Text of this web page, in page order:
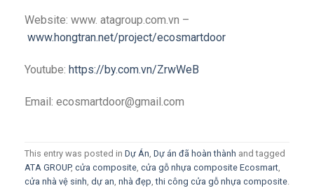
Website: www. atagroup.com.vn –
www.hongtran.net/project/ecosmartdoor
Youtube: https://by.com.vn/ZrwWeB
Email: ecosmartdoor@gmail.com
This entry was posted in Dự Án, Dự án đã hoàn thành and tagged
ATA GROUP, cửa composite, cửa gỗ nhựa composite Ecosmart,
cửa nhà vệ sinh, dự an, nhà đẹp,thi công cửa gỗ nhựa composite.